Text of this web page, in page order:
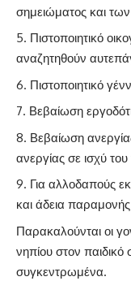
σημειώματος και
Πιστοποιητικό
αναζητηθούν
Πιστοποιητικό
Βεβαίωση
Βεβαίωση
ανεργίας σε ισχύ
Για αλλοδαπούς
και άδεια
Παρακαλούνται οι
νηπίου στον παιδικό
συγκεντρωμένα.